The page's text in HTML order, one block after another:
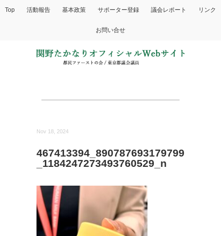
Top 活動報告 基本政策 サポーター登録 議会レポート リンク
お問い合せ
Nov 18, 2024
467413394_890787693179799
_1184247273493760529_n